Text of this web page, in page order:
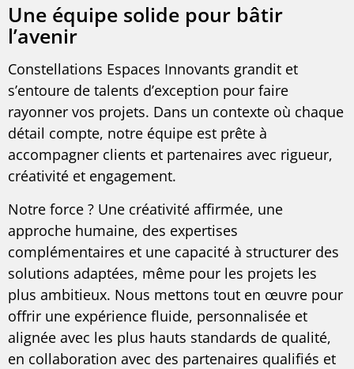
Une équipe solide pour bâtir
l’avenir
Constellations Espaces Innovants grandit et
s’entoure de talents d’exception pour faire
rayonner vos projets. Dans un contexte où chaque
détail compte, notre équipe est prête à
accompagner clients et partenaires avec rigueur,
créativité et engagement.
Notre force ? Une créativité affirmée, une
approche humaine, des expertises
complémentaires et une capacité à structurer des
solutions adaptées, même pour les projets les
plus ambitieux. Nous mettons tout en œuvre pour
offrir une expérience fluide, personnalisée et
alignée avec les plus hauts standards de qualité,
en collaboration avec des partenaires qualifiés et